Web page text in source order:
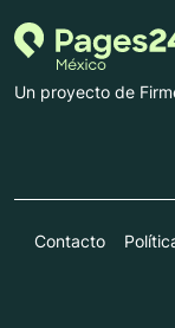
Un proyecto de
Contacto